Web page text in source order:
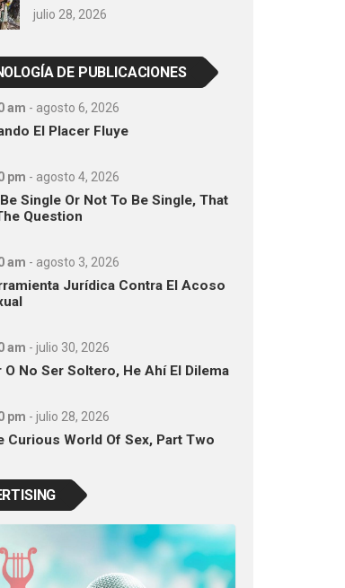
julio 28, 2026
DE PUBLICACIONES
am - agosto 6, 2026
El Placer Fluye
pm - agosto 4, 2026
Single Or Not To Be Single, That
Question
am - agosto 3, 2026
Jurídica Contra El Acoso
am - julio 30, 2026
O No Ser Soltero, He Ahí El Dilema
pm - julio 28, 2026
Curious World Of Sex, Part Two